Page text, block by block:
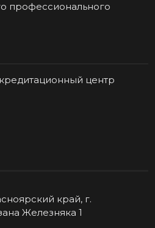
профессионального
центр
край, г.
Железняка 1